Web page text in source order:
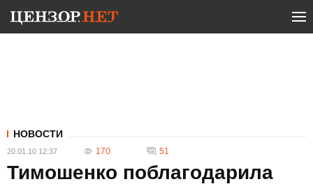
НОВОСТИ
20.01.10 12:37 170 51
Тимошенко поблагодарила